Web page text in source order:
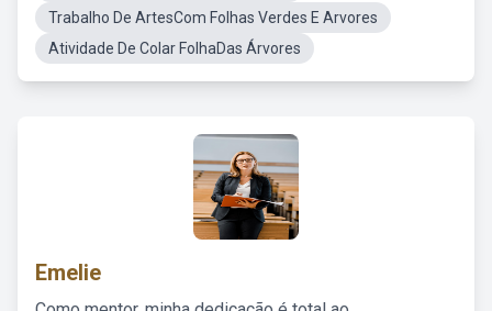
Trabalho De ArtesCom Folhas Verdes E Arvores
Atividade De Colar FolhaDas Árvores
Emelie